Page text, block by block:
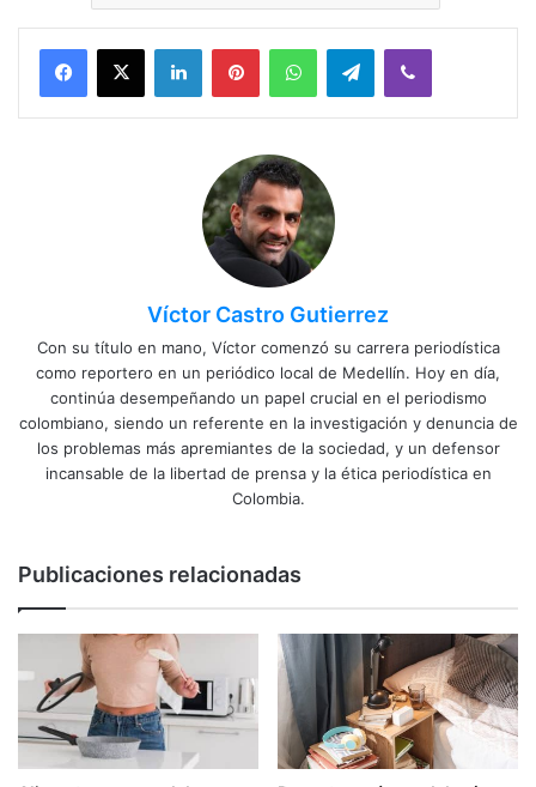
Facebook
X LinkedInPinterestWhatsAppTelegramViber
Víctor Castro Gutierrez
Con su título en mano, Víctor comenzó su carrera periodística
como reportero en un periódico local de Medellín. Hoy en día,
continúa desempeñando un papel crucial en el periodismo
colombiano, siendo un referente en la investigación y denuncia de
los problemas más apremiantes de la sociedad, y un defensor
incansable de la libertad de prensa y la ética periodística en
Colombia.
Publicaciones relacionadas